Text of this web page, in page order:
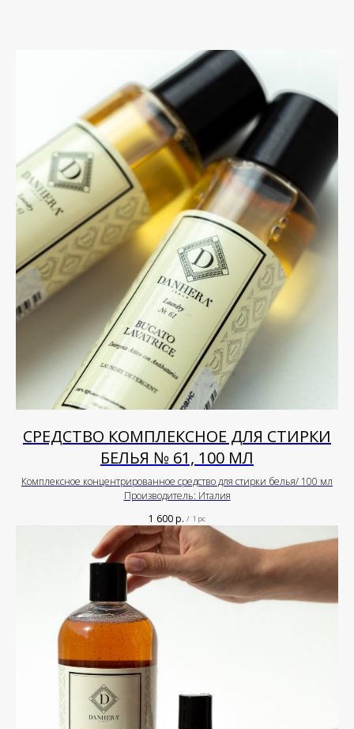
СРЕДСТВО КОМПЛЕКСНОЕ ДЛЯ СТИРКИ
БЕЛЬЯ № 61, 100 МЛ
Комплексное концентрированное средство для стирки белья/ 100 мл
Производитель: Италия
1 600р. / 1 pc